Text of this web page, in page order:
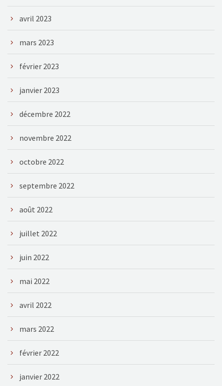
avril 2023
mars 2023
février 2023
janvier 2023
décembre 2022
novembre 2022
octobre 2022
septembre 2022
août 2022
juillet 2022
juin 2022
mai 2022
avril 2022
mars 2022
février 2022
janvier 2022